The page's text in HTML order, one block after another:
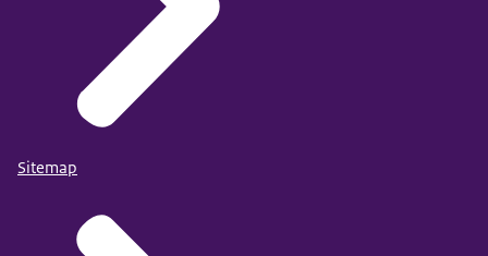
Sitemap